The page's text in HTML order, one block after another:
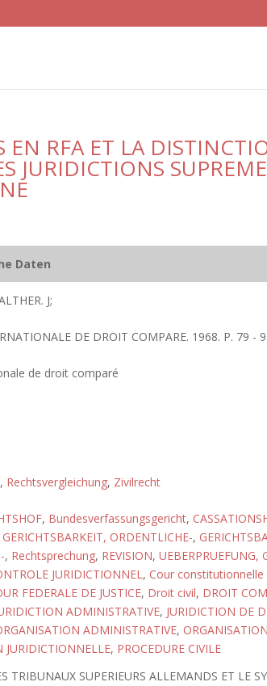
EN RFA ET LA
JURIDICTIONS
Daten
J;
DE DROIT COMPARE. 1968. P. 79 -
de droit comparé
, Rechtsvergleichung, Zivilrecht
, Bundesverfassungsgericht,
GERICHTSBARKEIT, ORDENTLICHE-,
, Rechtsprechung, REVISION, UEBERPRUEFUNG,
JURIDICTIONNEL, Cour constitutionnelle
FEDERALE DE JUSTICE, Droit civil, DROIT
ADMINISTRATIVE, JURIDICTION DE
ADMINISTRATIVE,
JURIDICTIONNELLE, PROCEDURE CIVILE
TRIBUNAUX SUPERIEURS ALLEMANDS ET LE